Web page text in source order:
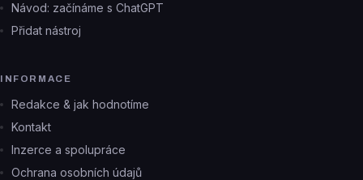
Návod: začínáme s ChatGPT
Přidat nástroj
INFORMACE
Redakce & jak hodnotíme
Kontakt
Inzerce a spolupráce
Ochrana osobních údajů